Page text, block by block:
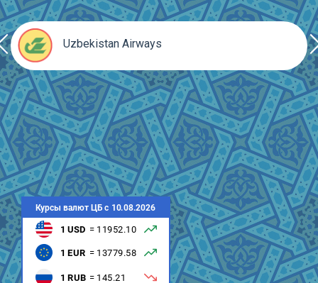
Uzbekistan Airways